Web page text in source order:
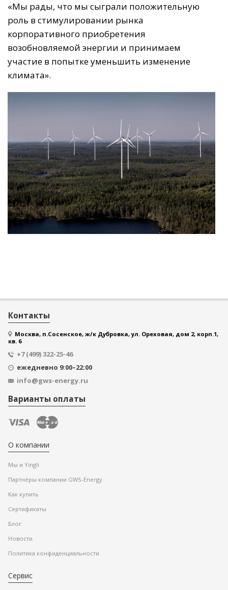
«Мы рады, что мы сыграли положительную
роль в стимулировании рынка
корпоративного приобретения
возобновляемой энергии и принимаем
участие в попытке уменьшить изменение
климата».
Контакты
Москва, п.Сосенское, ж/к Дубровка, ул. Ореховая, дом 2, корп.1,
кв. 6
+7 (499) 322-25-46
ежедневно 9:00–22:00
info@gws-energy.ru
Варианты оплаты
О компании
Мы и Yingli
Партнёры компании GWS-Energy
Как купить
Сертификаты
Блог
Новости
Политика конфиденциальности
Сервис